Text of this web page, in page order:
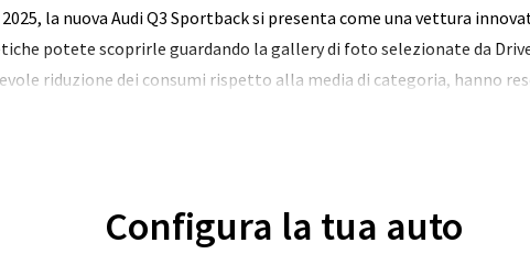
la nuova Audi Q3 Sportback si presenta come una vettura
potete scoprirle guardando la gallery di foto selezionate da
riduzione dei consumi rispetto alla media di categoria, hanno
Configura la tua auto